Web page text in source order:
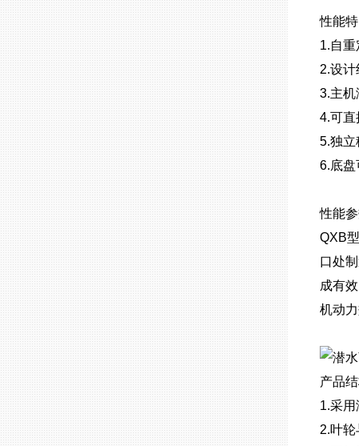
性能
1.自
2.设
3.主
4.可
5.独
6.底
性能
QXB
口处
成有
机动
产品
1.采
2.叶